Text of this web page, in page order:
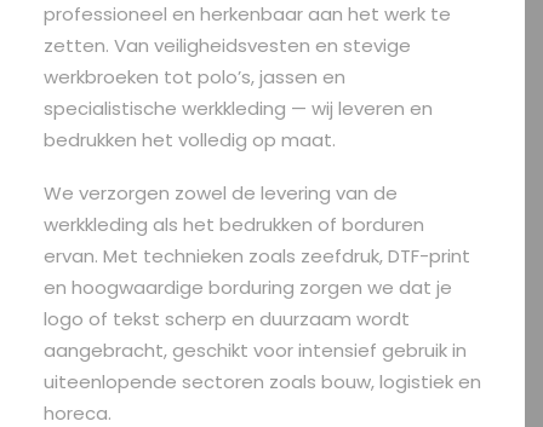
professioneel en herkenbaar aan het werk te
zetten. Van veiligheidsvesten en stevige
werkbroeken tot polo’s, jassen en
specialistische werkkleding — wij leveren en
bedrukken het volledig op maat.
We verzorgen zowel de levering van de
werkkleding als het bedrukken of borduren
ervan. Met technieken zoals zeefdruk, DTF-print
en hoogwaardige borduring zorgen we dat je
logo of tekst scherp en duurzaam wordt
aangebracht, geschikt voor intensief gebruik in
uiteenlopende sectoren zoals bouw, logistiek en
horeca.